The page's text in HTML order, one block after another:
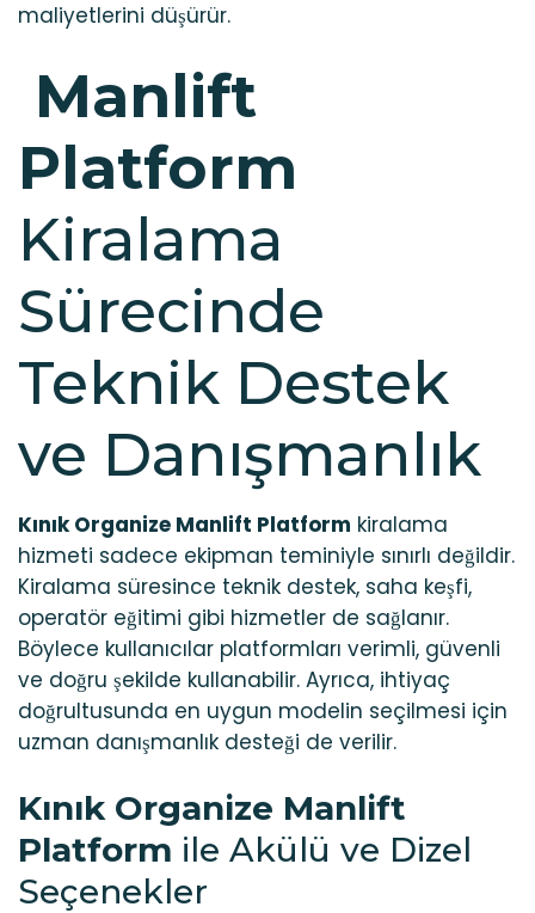
maliyetlerini düşürür.
Manlift
Platform
Kiralama
Sürecinde
Teknik Destek
ve Danışmanlık
Kınık Organize Manlift Platform kiralama
hizmeti sadece ekipman teminiyle sınırlı değildir.
Kiralama süresince teknik destek, saha keşfi,
operatör eğitimi gibi hizmetler de sağlanır.
Böylece kullanıcılar platformları verimli, güvenli
ve doğru şekilde kullanabilir. Ayrıca, ihtiyaç
doğrultusunda en uygun modelin seçilmesi için
uzman danışmanlık desteği de verilir.
Kınık Organize Manlift
Platform ile Akülü ve Dizel
Seçenekler